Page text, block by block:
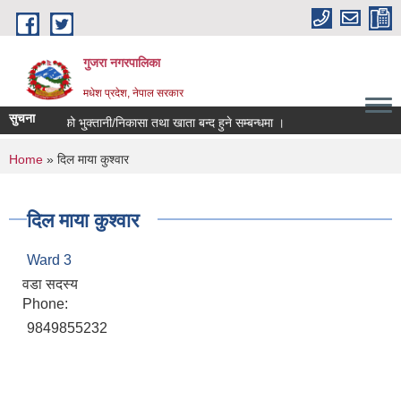
Skip to main content
गुजरा नगरपालिका
मधेश प्रदेश, नेपाल सरकार
सुचना
८३ को भु्क्तानी/निकासा तथा खाता बन्द हुने सम्बन्धमा ।
You are here
Home » दिल माया कुश्वार
दिल माया कुश्वार
Ward 3
वडा सदस्य
Phone:
9849855232